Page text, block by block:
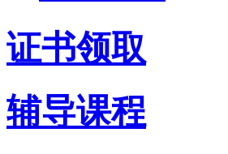
证书领取
辅导课程